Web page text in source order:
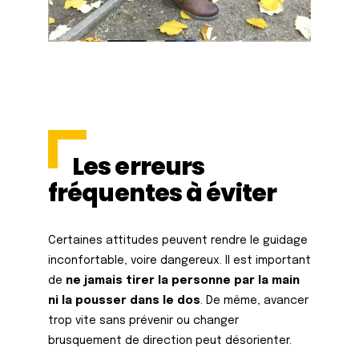
Les erreurs
fréquentes à éviter
Certaines attitudes peuvent rendre le guidage
inconfortable, voire dangereux. Il est important
de ne jamais tirer la personne par la main
ni la pousser dans le dos. De même, avancer
trop vite sans prévenir ou changer
brusquement de direction peut désorienter.